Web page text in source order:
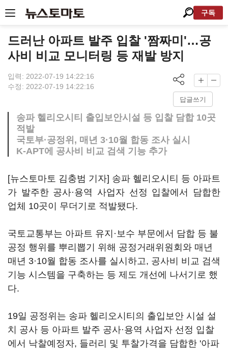
구독
드러난 아파트 발주 입찰 '짬짜미'…공
사비 비교 모니터링 등 재발 방지
입력: 2022-07-19 14:22:16
수정: 2022-07-19 14:22:16
답글쓰기
송파 헬리오시티 출입보안시설 등 입찰 담합 10곳
적발
국토부·공정위, 매년 3·10월 합동 조사 실시
K-APT에 공사비 비교 검색 기능 추가
[뉴스토마토 김충범 기자] 송파 헬리오시티 등 아파트
가 발주한 공사·용역 사업자 선정 입찰에서 담합한
업체 10곳이 무더기로 적발됐다.
국토교통부는 아파트 유지·보수 부문에서 담합 등 불
공정 행위를 뿌리뽑기 위해 공정거래위원회와 매년
매년 3·10월 합동 조사를 실시하고, 공사비 비교 검색
기능 시스템을 구축하는 등 제도 개선에 나서기로 했
다.
19일 공정위는 송파 헬리오시티의 출입보안 시설 설
치 공사 등 아파트 발주 공사·용역 사업자 선정 입찰
에서 낙찰예정자, 들러리 및 투찰가격을 담합한 '아파